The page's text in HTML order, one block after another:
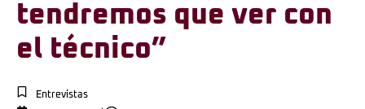
tendremos que ver con
el técnico”
Entrevistas